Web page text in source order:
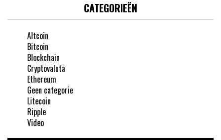
CATEGORIEËN
Altcoin
Bitcoin
Blockchain
Cryptovaluta
Ethereum
Geen categorie
Litecoin
Ripple
Video